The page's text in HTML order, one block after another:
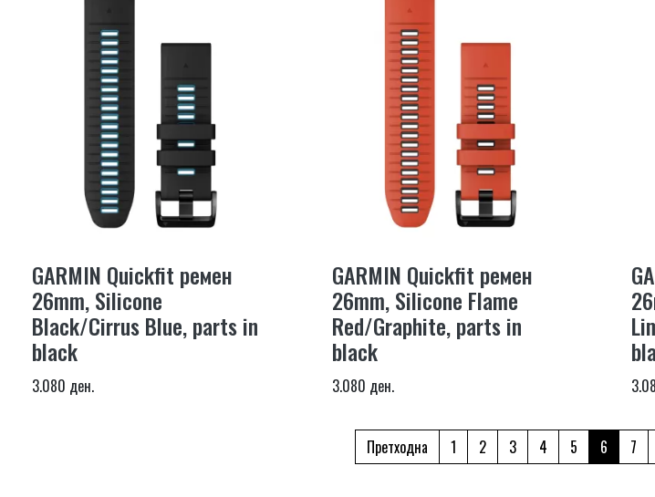
GARMIN Quickfit ремен
26mm, Silicone
Black/Cirrus Blue, parts in
black
3.080 ден.
GARMIN Quickfit ремен
26mm, Silicone Flame
Red/Graphite, parts in
black
3.080 ден.
Претходна 1 2 3 4 5 6 7